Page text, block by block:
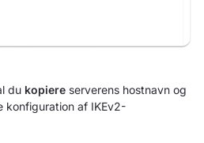
du kopiere serverens hostnavn og
konfiguration af IKEv2-